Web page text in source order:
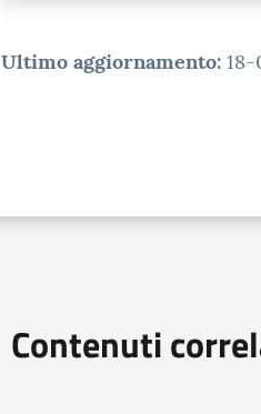
Ultimo aggiornamento: 18-
Contenuti